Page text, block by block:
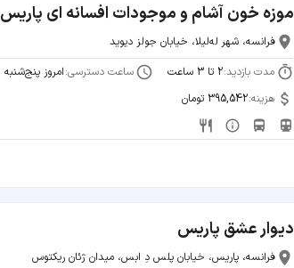
موزه خون آشام و موجودات افسانه ای پاریس
فرانسه، شهر له‌لیلا، خیابان جولز دیوید
مدت بازدید:2 تا 3 ساعت ساعت دسترسی:امروز پنج‌شنبه 12:30 ظهر تا 20:00
هزینه:395,542 تومان
دیوار عشق پاریس
فرانسه، پاریس، خیابان پلس دِ ابس، میدان ژئان ریکتوس